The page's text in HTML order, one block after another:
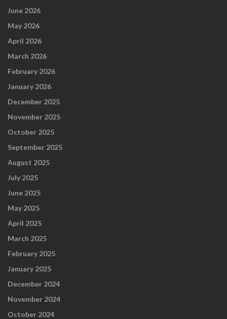
June 2026
May 2026
April 2026
March 2026
February 2026
January 2026
December 2025
November 2025
October 2025
September 2025
August 2025
July 2025
June 2025
May 2025
April 2025
March 2025
February 2025
January 2025
December 2024
November 2024
October 2024